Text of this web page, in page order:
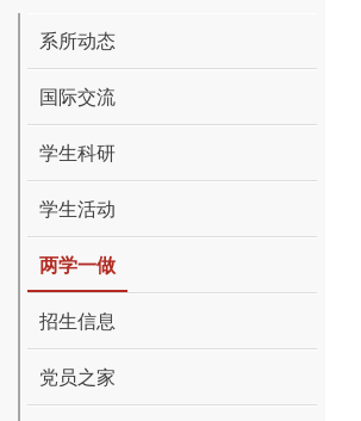
系所动态
国际交流
学生科研
学生活动
两学一做
招生信息
党员之家